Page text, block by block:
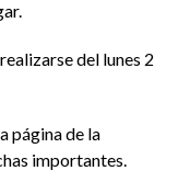
del lunes 2
página de la
importantes.